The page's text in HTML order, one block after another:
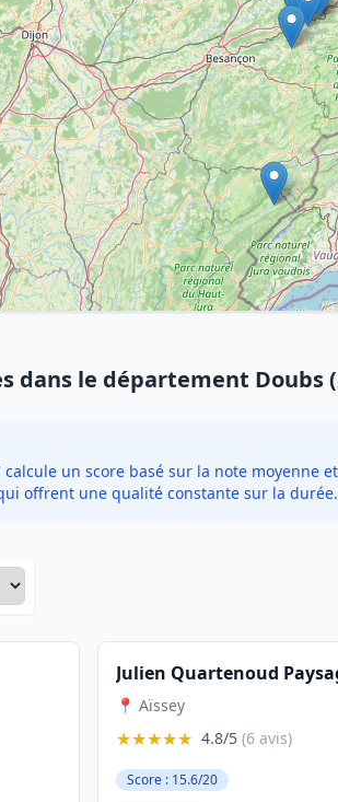
dans le département Doubs
un score basé sur la note moyenne
offrent une qualité constante sur la durée.
Julien Quartenoud
📍 Aïssey
★★★★★ 4.8/5 (6 avis)
Score : 15.6/20